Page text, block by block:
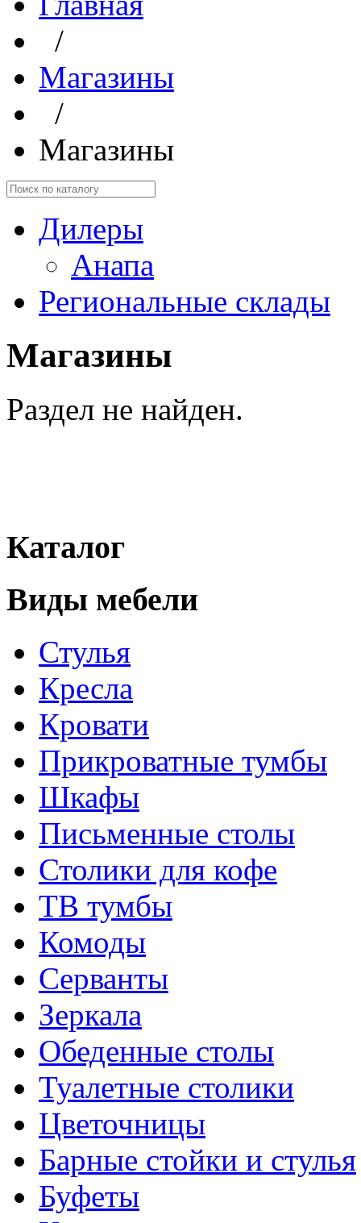
/
Магазины
/
Магазины
Дилеры
Анапа
Региональные склады
Магазины
Раздел не найден.
Каталог
Виды мебели
Стулья
Кресла
Кровати
Прикроватные тумбы
Шкафы
Письменные столы
Столики для кофе
ТВ тумбы
Комоды
Серванты
Зеркала
Обеденные столы
Туалетные столики
Цветочницы
Барные стойки и стулья
Буфеты